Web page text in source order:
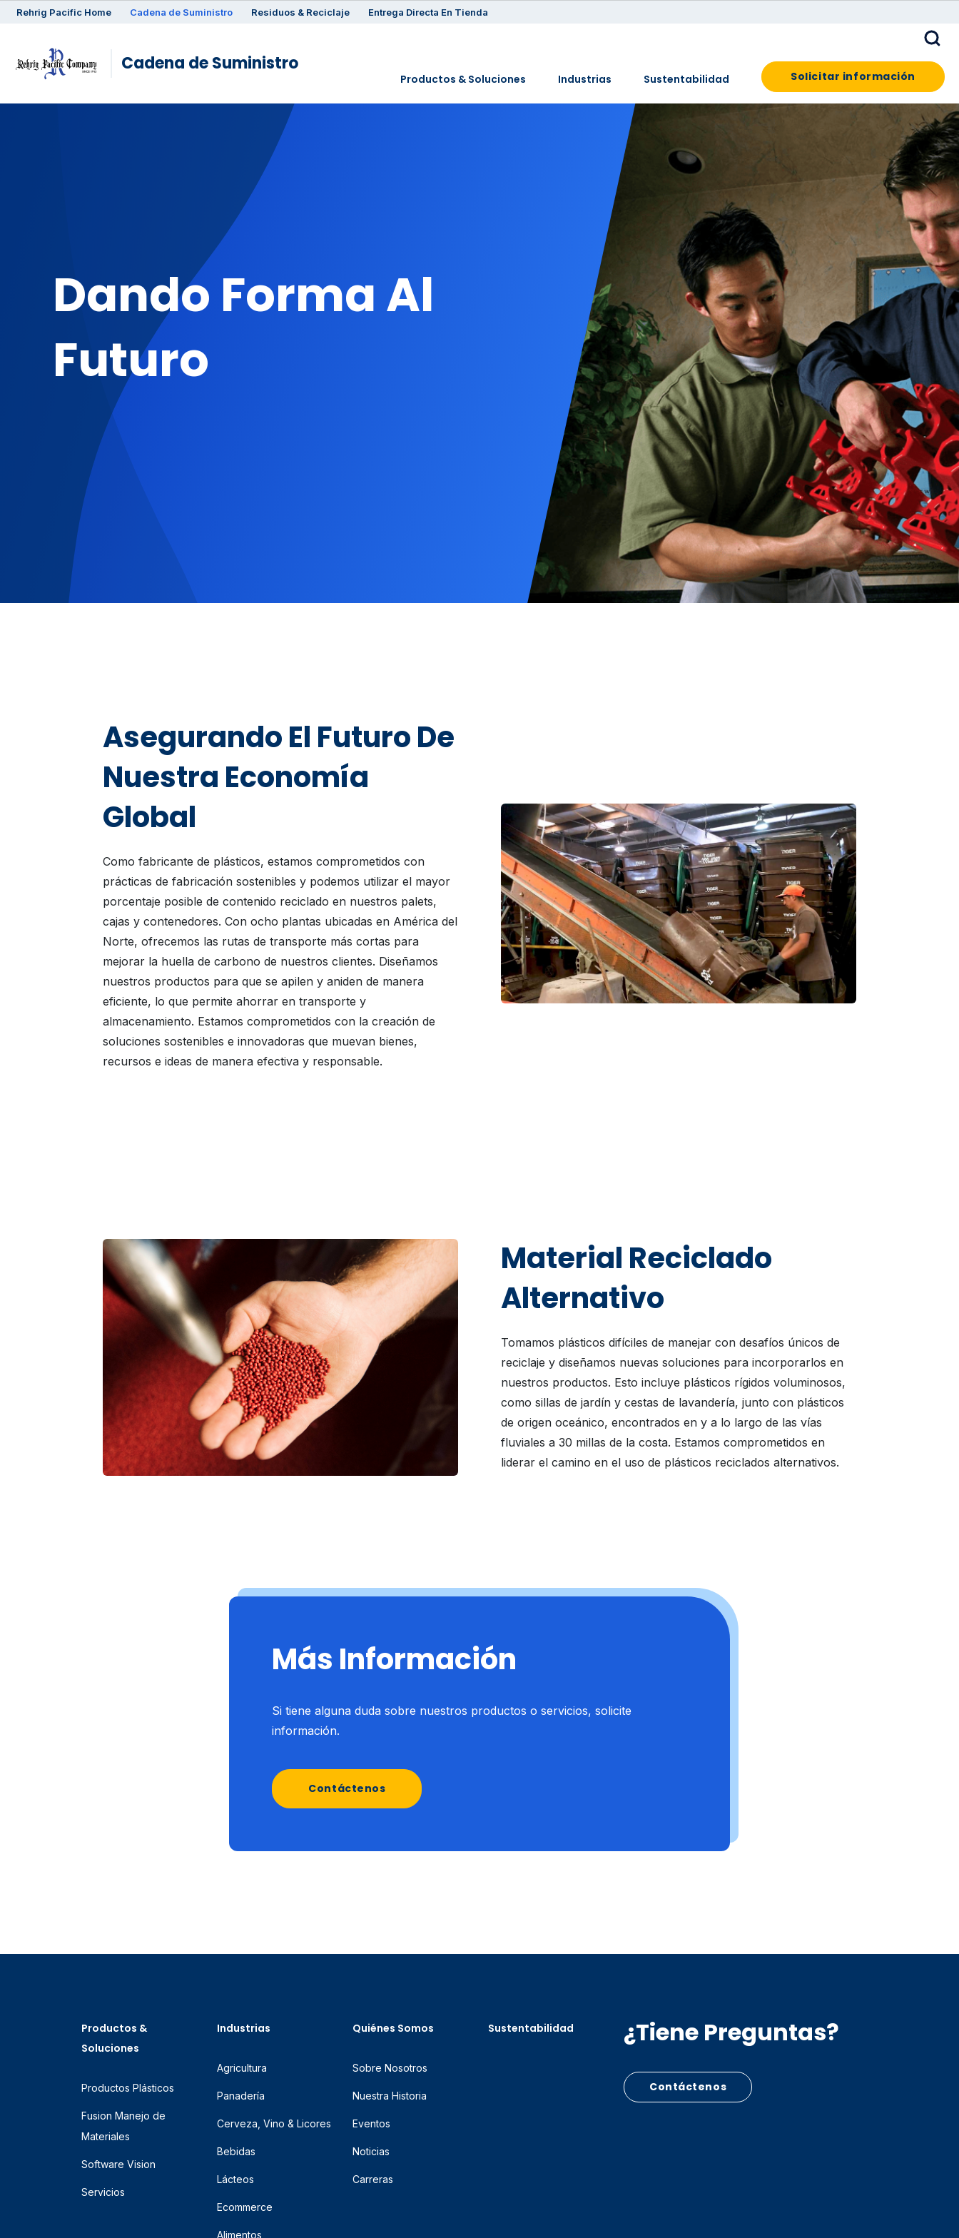
Rehrig Pacific Home Cadena de Suministro Residuos & Reciclaje Entrega Directa En Tienda
Cadena de Suministro
Productos & Soluciones Industrias Sustentabilidad Solicitar información
Dando Forma Al
Futuro
Asegurando El Futuro De
Nuestra Economía
Global
Como fabricante de plásticos, estamos comprometidos con
prácticas de fabricación sostenibles y podemos utilizar el mayor
porcentaje posible de contenido reciclado en nuestros palets,
cajas y contenedores. Con ocho plantas ubicadas en América del
Norte, ofrecemos las rutas de transporte más cortas para
mejorar la huella de carbono de nuestros clientes. Diseñamos
nuestros productos para que se apilen y aniden de manera
eficiente, lo que permite ahorrar en transporte y
almacenamiento. Estamos comprometidos con la creación de
soluciones sostenibles e innovadoras que muevan bienes,
recursos e ideas de manera efectiva y responsable.
Material Reciclado
Alternativo
Tomamos plásticos difíciles de manejar con desafíos únicos de
reciclaje y diseñamos nuevas soluciones para incorporarlos en
nuestros productos. Esto incluye plásticos rígidos voluminosos,
como sillas de jardín y cestas de lavandería, junto con plásticos
de origen oceánico, encontrados en y a lo largo de las vías
fluviales a 30 millas de la costa. Estamos comprometidos en
liderar el camino en el uso de plásticos reciclados alternativos.
Más Información
Si tiene alguna duda sobre nuestros productos o servicios, solicite
información.
Contáctenos
Productos &
Soluciones
Productos Plásticos
Fusion Manejo de
Materiales
Software Vision
Servicios
Industrias
Agricultura
Panadería
Cerveza, Vino & Licores
Bebidas
Lácteos
Ecommerce
Alimentos
Quiénes Somos
Sobre Nosotros
Nuestra Historia
Eventos
Noticias
Carreras
Sustentabilidad ¿Tiene Preguntas?
Contáctenos